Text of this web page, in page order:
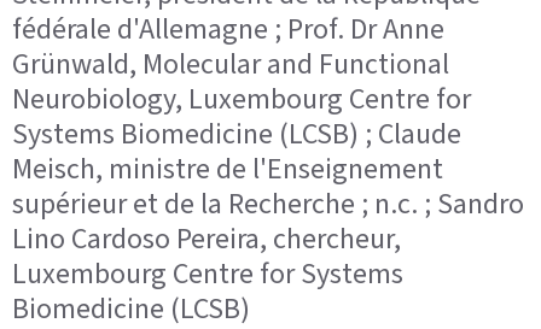
fédérale d'Allemagne ; Prof. Dr Anne
Grünwald, Molecular and Functional
Neurobiology, Luxembourg Centre for
Systems Biomedicine (LCSB) ; Claude
Meisch, ministre de l'Enseignement
supérieur et de la Recherche ; n.c. ; Sandro
Lino Cardoso Pereira, chercheur,
Luxembourg Centre for Systems
Biomedicine (LCSB)